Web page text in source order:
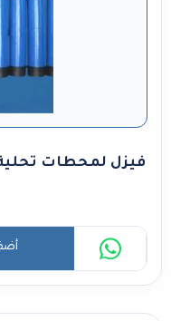
فيزل لمحطات